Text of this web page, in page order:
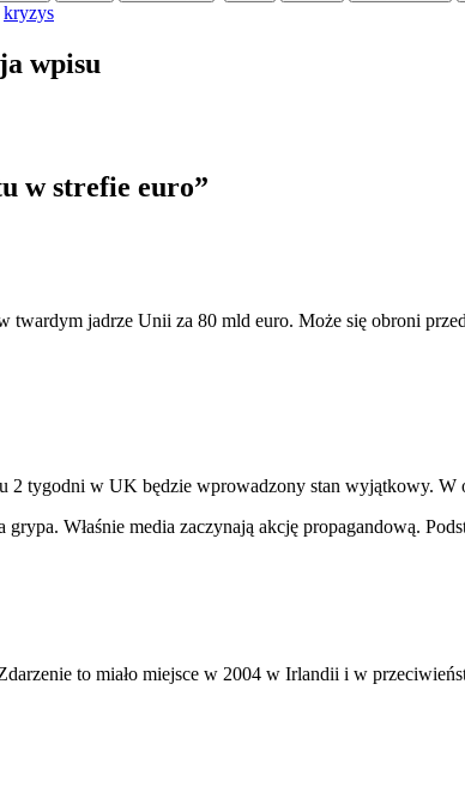
kryzys
wpisu
w strefie euro”
twardym jadrze Unii za 80 mld euro. Może się obroni
2 tygodni w UK będzie wprowadzony stan wyjątkowy.
Właśnie media zaczynają akcję propagandową.
to miało miejsce w 2004 w Irlandii i w